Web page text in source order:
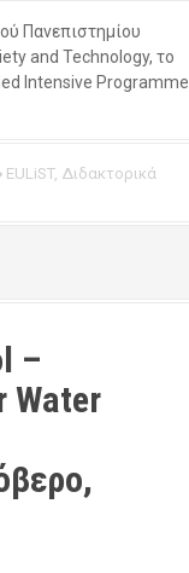
Πανεπιστημίου
and Technology, το
Intensive Programme
EULiST, Διδακτορικά
–
Water